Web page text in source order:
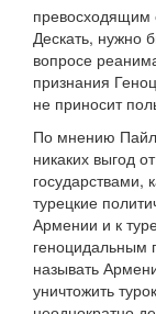
превосходящим
Дескать, нужно
вопросе
признания
не приносит
По мнению
никаких выгод
турецкие
Армении и к
геноцидальным
называть
уничтожить